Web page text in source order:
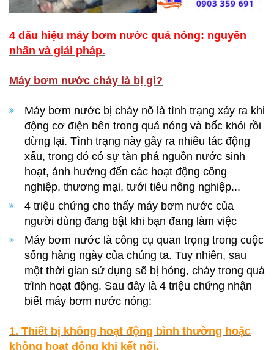
4 dấu hiệu máy bơm nước quá nóng: nguyên
nhân và giải pháp.
Máy bơm nước cháy là bị gì?
Máy bơm nước bị cháy nõ là tình trạng xảy ra khi
động cơ điện bên trong quá nóng và bốc khói rồi
dừng lại. Tình trạng này gây ra nhiều tác động
xấu, trong đó có sự tàn phá nguồn nước sinh
hoạt, ảnh hưởng đến các hoạt động công
nghiệp, thương mại, tưới tiêu nông nghiệp...
4 triệu chứng cho thấy máy bơm nước của
người dùng đang bật khi bạn đang làm việc
Máy bơm nước là công cụ quan trọng trong cuộc
sống hàng ngày của chúng ta. Tuy nhiên, sau
một thời gian sử dụng sẽ bị hỏng, cháy trong quá
trình hoạt động. Sau đây là 4 triệu chứng nhận
biết máy bơm nước nóng:
1. Thiết bị không hoạt động bình thường hoặc
không hoạt động khi kết nối.